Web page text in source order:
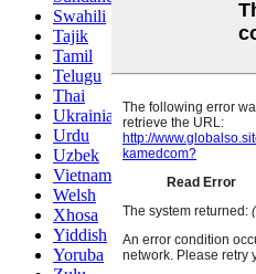
Swahili
Tajik
Tamil
Telugu
Thai
Ukrainian
Urdu
Uzbek
Vietnamese
Welsh
Xhosa
Yiddish
Yoruba